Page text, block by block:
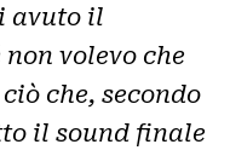
avuto il
volevo che
che, secondo
il sound finale